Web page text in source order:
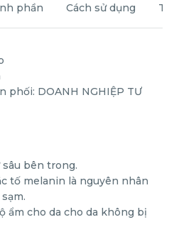
phần Cách sử dụng
phối: DOANH NGHIỆP TƯ
bên trong.
tố melanin là nguyên nhân
ẩm cho da cho da không bị